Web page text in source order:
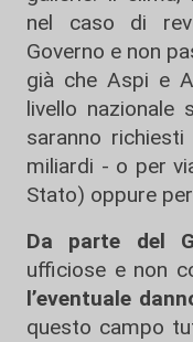
nel caso di
Governo e non
già che Aspi e
livello nazionale
saranno
miliardi - o per
Stato) oppure
Da parte del
ufficiose e non
l’eventuale
questo campo